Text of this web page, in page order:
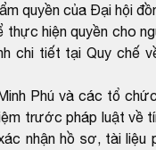
quyền của Đại hội
thực hiện quyền cho
chi tiết tại Quy chế
Phú và các tổ
trước pháp luật về
nhận hồ sơ, tài